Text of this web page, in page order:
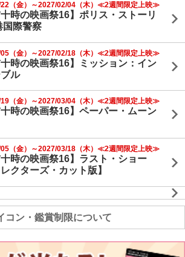
（金）～2027/02/04（木）≪2週間限定上映≫
十時の映画祭16】ポリス・ストーリ
国際警察
（金）～2027/02/18（木）≪2週間限定上映≫
十時の映画祭16】ミッション：イン
ル
（金）～2027/03/04（木）≪2週間限定上映≫
十時の映画祭16】ペーパー・ムーン
（金）～2027/03/18（木）≪2週間限定上映≫
十時の映画祭16】ラスト・ショー
レクターズ・カット版】
コン・鑑賞制限について